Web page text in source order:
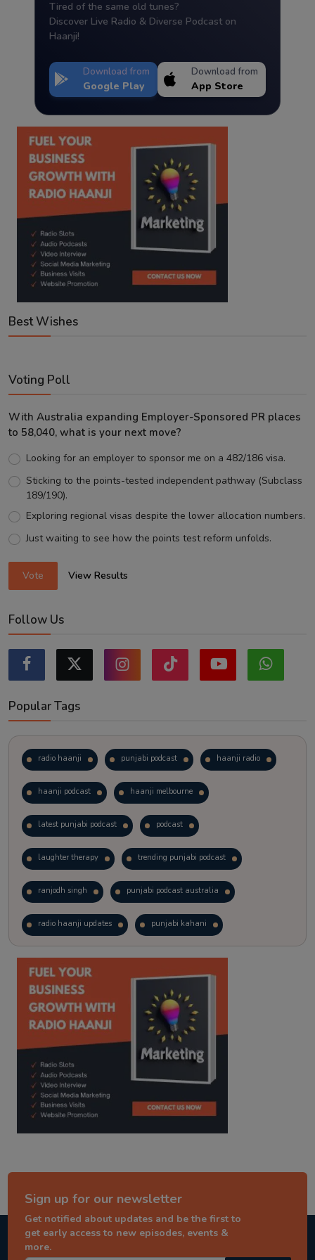
Tired of the same old tunes?
Discover Live Radio & Diverse Podcast on
Haanji!
Download from
Google Play
Download from
App Store
Best Wishes
Voting Poll
With Australia expanding Employer-Sponsored PR places
to 58,040, what is your next move?
Looking for an employer to sponsor me on a 482/186 visa.
Sticking to the points-tested independent pathway (Subclass
189/190).
Exploring regional visas despite the lower allocation numbers.
Just waiting to see how the points test reform unfolds.
Vote View Results
Follow Us
Popular Tags
radio haanji punjabi podcast haanji radio
haanji podcast haanji melbourne
latest punjabi podcast podcast
laughter therapy trending punjabi podcast
ranjodh singh punjabi podcast australia
radio haanji updates punjabi kahani
kitaab kahani punjabi story
Sign up for our newsletter
Get notified about updates and be the first to
get early access to new episodes, events &
more.